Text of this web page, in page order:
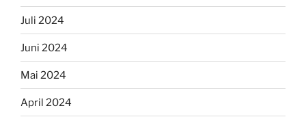
Juli 2024
Juni 2024
Mai 2024
April 2024